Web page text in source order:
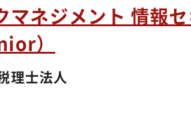
リスク計量、更には
門性を高め、スペシ
ねた後は、全社的な
を想定しております
拠点を統括するポジ
メインとし、一部リ
携わっていた方も歓
理の実務経験・コン
監査法人での実務経
マネジメント 情報
）
理士法人